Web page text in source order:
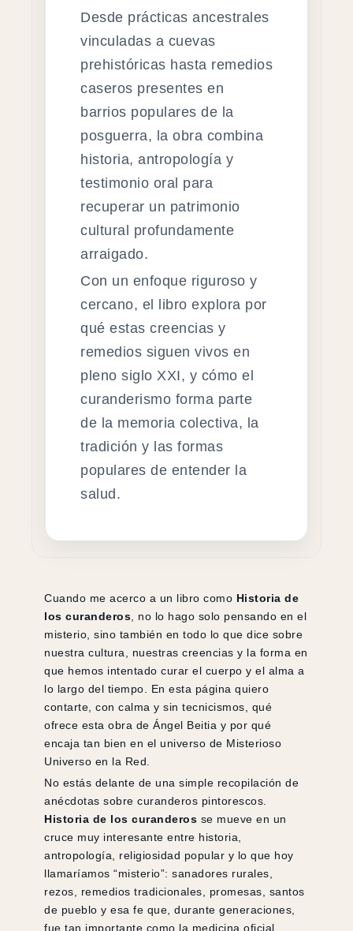
Desde prácticas ancestrales
vinculadas a cuevas
prehistóricas hasta remedios
caseros presentes en
barrios populares de la
posguerra, la obra combina
historia, antropología y
testimonio oral para
recuperar un patrimonio
cultural profundamente
arraigado.
Con un enfoque riguroso y
cercano, el libro explora por
qué estas creencias y
remedios siguen vivos en
pleno siglo XXI, y cómo el
curanderismo forma parte
de la memoria colectiva, la
tradición y las formas
populares de entender la
salud.
Cuando me acerco a un libro como Historia de
los curanderos , no lo hago solo pensando en el
misterio, sino también en todo lo que dice sobre
nuestra cultura, nuestras creencias y la forma en
que hemos intentado curar el cuerpo y el alma a
lo largo del tiempo. En esta página quiero
contarte, con calma y sin tecnicismos, qué
ofrece esta obra de Ángel Beitia y por qué
encaja tan bien en el universo de Misterioso
Universo en la Red.
No estás delante de una simple recopilación de
anécdotas sobre curanderos pintorescos.
Historia de los curanderos se mueve en un
cruce muy interesante entre historia,
antropología, religiosidad popular y lo que hoy
llamaríamos “misterio”: sanadores rurales,
rezos, remedios tradicionales, promesas, santos
de pueblo y esa fe que, durante generaciones,
fue tan importante como la medicina oficial.